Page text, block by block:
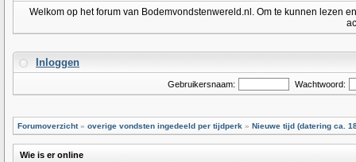
Welkom op het forum van Bodemvondstenwereld.nl. Om te kunnen lezen
Inloggen
Gebruikersnaam: Wachtwoord:
Forumoverzicht» overige vondsten ingedeeld per tijdperk » Nieuwe tijd (datering ca.
Wie is er online